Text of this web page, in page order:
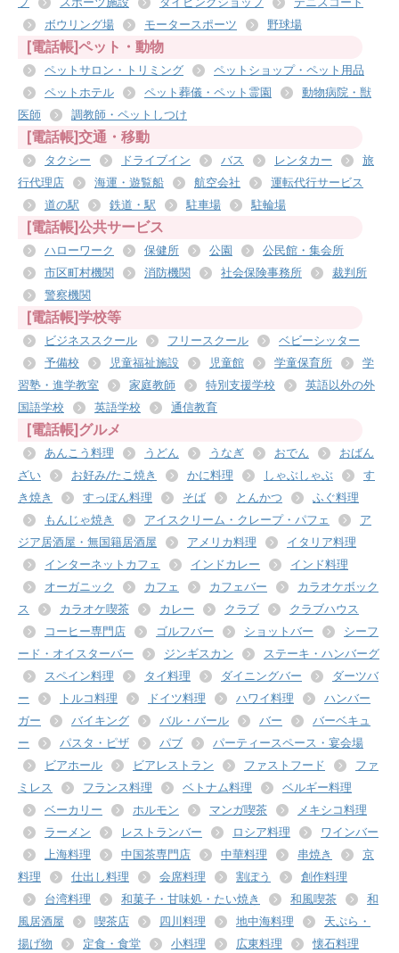
ボウリング場
モータースポーツ 野球場
[電話帳]ペット・動物
ペットサロン・トリミング
ペットショップ・ペット用品
ペットホテル
ペット葬儀・ペット霊園
動物病院・獣
医師
調教師・ペットしつけ
[電話帳]交通・移動
タクシー ドライブイン バス レンタカー
旅
行代理店
海運・遊覧船 航空会社
運転代行サービス
道の駅
鉄道・駅 駐車場 駐輪場
[電話帳]公共サービス
ハローワーク 保健所 公園
公民館・集会所
市区町村機関
消防機関 社会保険事務所
裁判所
警察機関
[電話帳]学校等
ビジネススクール フリースクール
ベビーシッター
予備校
児童福祉施設 児童館 学童保育所
学
習塾・進学教室
家庭教師 特別支援学校
英語以外の外
国語学校
英語学校 通信教育
[電話帳]グルメ
あんこう料理 うどん うなぎ おでん
おばん
ざい
お好み/たこ焼き かに料理 しゃぶしゃぶ
す
き焼き
すっぽん料理 そば とんかつ
ふぐ料理
もんじゃ焼き
アイスクリーム・クレープ・パフェ
ア
ジア居酒屋・無国籍居酒屋
アメリカ料理
イタリア料理
インターネットカフェ
インドカレー
インド料理
オーガニック
カフェ カフェバー
カラオケボック
ス
カラオケ喫茶 カレー クラブ
クラブハウス
コーヒー専門店
ゴルフバー ショットバー
シーフ
ード・オイスターバー
ジンギスカン
ステーキ・ハンバーグ
スペイン料理
タイ料理 ダイニングバー
ダーツバ
ー
トルコ料理 ドイツ料理 ハワイ料理
ハンバー
ガー
バイキング バル・バール バー
バーベキュ
ー
パスタ・ピザ パブ
パーティースペース・宴会場
ビアホール
ビアレストラン ファストフード
ファ
ミレス
フランス料理 ベトナム料理
ベルギー料理
ベーカリー
ホルモン マンガ喫茶
メキシコ料理
ラーメン
レストランバー ロシア料理
ワインバー
上海料理
中国茶専門店 中華料理 串焼き
京
料理
仕出し料理 会席料理 割ぽう
創作料理
台湾料理
和菓子・甘味処・たい焼き 和風喫茶
和
風居酒屋
喫茶店 四川料理 地中海料理
天ぷら・
揚げ物
定食・食堂 小料理 広東料理
懐石料理